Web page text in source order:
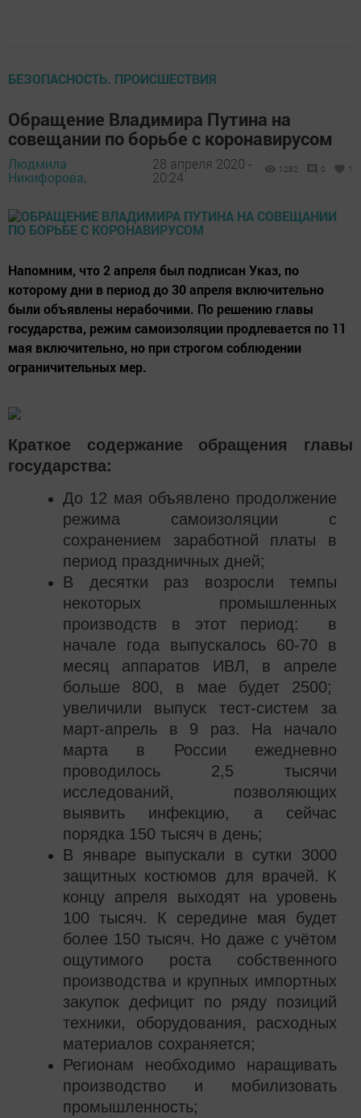
БЕЗОПАСНОСТЬ. ПРОИСШЕСТВИЯ
Обращение Владимира Путина на
совещании по борьбе с коронавирусом
Людмила
Никифорова,
28 апреля 2020 -
20:24
1282 0 1
Напомним, что 2 апреля был подписан Указ, по
которому дни в период до 30 апреля включительно
были объявлены нерабочими. По решению главы
государства, режим самоизоляции продлевается по 11
мая включительно, но при строгом соблюдении
ограничительных мер.
Краткое содержание обращения главы
государства:
До 12 мая объявлено продолжение
режима самоизоляции с
сохранением заработной платы в
период праздничных дней;
В десятки раз возросли темпы
некоторых промышленных
производств в этот период: в
начале года выпускалось 60-70 в
месяц аппаратов ИВЛ, в апреле
больше 800, в мае будет 2500;
увеличили выпуск тест-систем за
март-апрель в 9 раз. На начало
марта в России ежедневно
проводилось 2,5 тысячи
исследований, позволяющих
выявить инфекцию, а сейчас
порядка 150 тысяч в день;
В январе выпускали в сутки 3000
защитных костюмов для врачей. К
концу апреля выходят на уровень
100 тысяч. К середине мая будет
более 150 тысяч. Но даже с учётом
ощутимого роста собственного
производства и крупных импортных
закупок дефицит по ряду позиций
техники, оборудования, расходных
материалов сохраняется;
Регионам необходимо наращивать
производство и мобилизовать
промышленность;